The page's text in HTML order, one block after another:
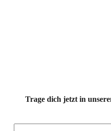
Trage dich jetzt in